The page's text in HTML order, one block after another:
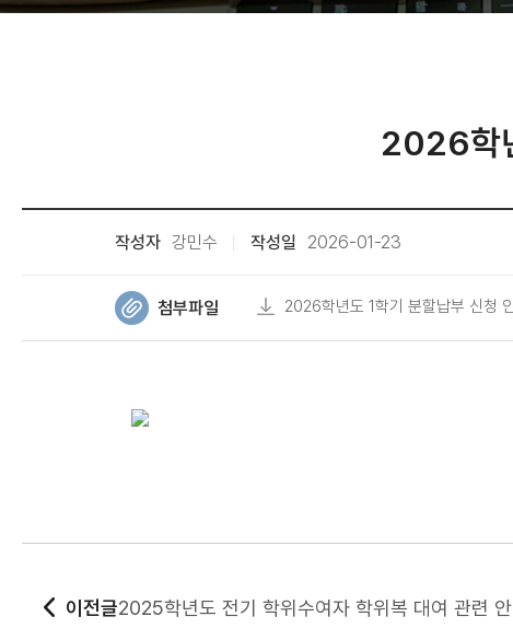
2026학
작성자 강민수 작성일 2026-01-23
첨부파일 2026학년도 1학기 분할납부 신청
이전글2025학년도 전기 학위수여자 학위복 대여 관련